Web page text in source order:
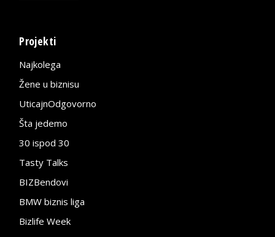
Projekti
Najkolega
Žene u biznisu
UticajnOdgovorno
Šta jedemo
30 ispod 30
Tasty Talks
BIZBendovi
BMW biznis liga
Bizlife Week